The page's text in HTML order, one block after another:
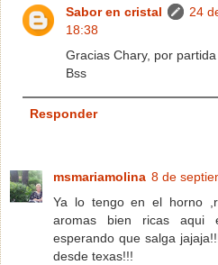
Sabor en cristal
24
18:38
Gracias Chary, por partida
Bss
Responder
msmariamolina 8 de
Ya lo tengo en el horno
aromas bien ricas aqui
esperando que salga
desde texas!!!